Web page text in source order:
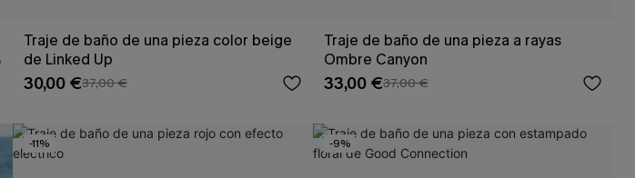
Traje de baño de una pieza color beige
de Linked Up
30,00 €37,00 €
Traje de baño de una pieza a rayas
Ombre Canyon
33,00 €37,00 €
-11% -9%